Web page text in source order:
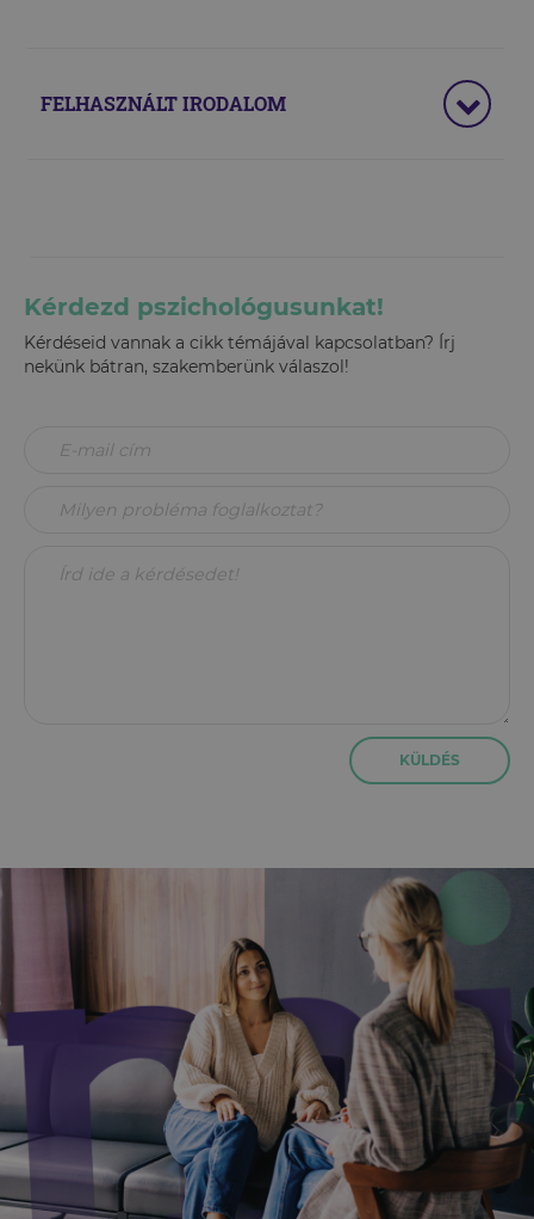
FELHASZNÁLT IRODALOM
Kérdezd pszichológusunkat!
Kérdéseid vannak a cikk témájával kapcsolatban? Írj
nekünk bátran, szakemberünk válaszol!
KÜLDÉS